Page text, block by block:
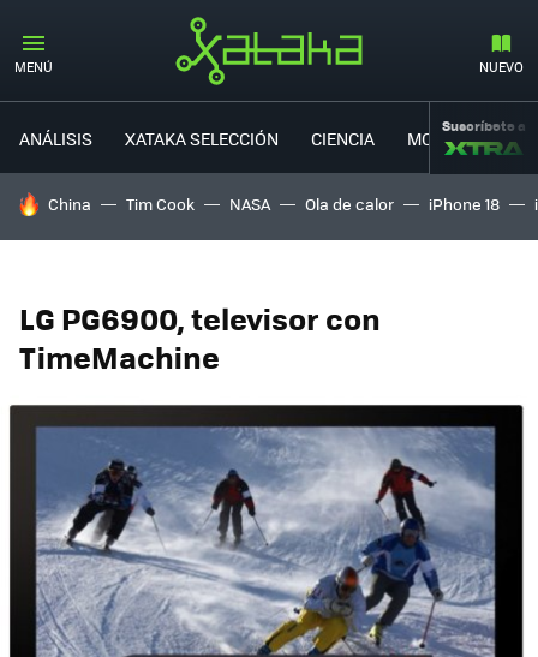
MENÚ NUEVO
ANÁLISIS XATAKA SELECCIÓN CIENCIA MOVILIDAD
Suscríbete a
HOY SE HABLA DE
China Tim Cook NASA Ola de calor iPhone 18
LG PG6900, televisor con
TimeMachine